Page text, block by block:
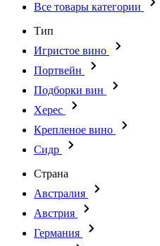
Все товары категории
Тип
Игристое вино
Портвейн
Подборки вин
Херес
Крепленое вино
Сидр
Страна
Австралия
Австрия
Германия